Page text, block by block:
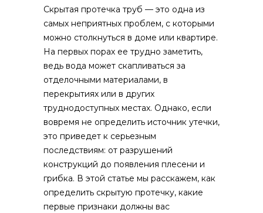
Скрытая протечка труб — это одна из
самых неприятных проблем, с которыми
можно столкнуться в доме или квартире.
На первых порах ее трудно заметить,
ведь вода может скапливаться за
отделочными материалами, в
перекрытиях или в других
труднодоступных местах. Однако, если
вовремя не определить источник утечки,
это приведет к серьезным
последствиям: от разрушений
конструкций до появления плесени и
грибка. В этой статье мы расскажем, как
определить скрытую протечку, какие
первые признаки должны вас